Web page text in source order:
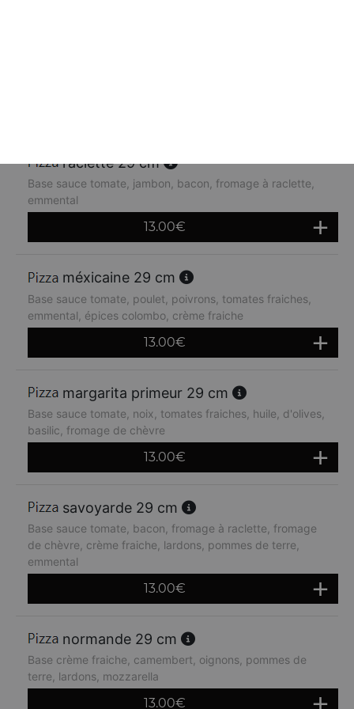
raclette 29 cm
Base sauce tomate, jambon, bacon, fromage à raclette,
emmental
13.00€
méxicaine 29 cm
Base sauce tomate, poulet, poivrons, tomates fraiches,
emmental, épices colombo, crème fraiche
13.00€
margarita primeur 29 cm
Base sauce tomate, noix, tomates fraiches, huile, d'olives,
basilic, fromage de chèvre
13.00€
savoyarde 29 cm
Base sauce tomate, bacon, fromage à raclette, fromage
de chèvre, crème fraiche, lardons, pommes de terre,
emmental
13.00€
normande 29 cm
Base crème fraiche, camembert, oignons, pommes de
terre, lardons, mozzarella
13.00€